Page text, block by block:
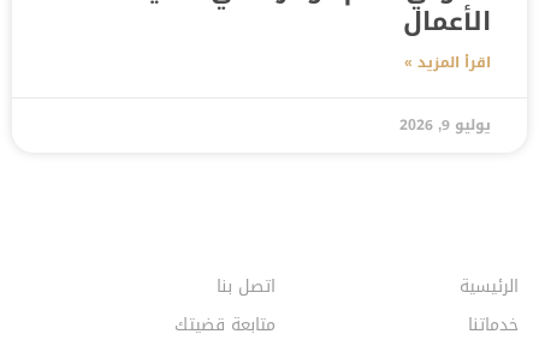
الأعمال
اقرأ المزيد »
يوليو 9, 2026
الرئيسية
خدماتنا
اتصل بنا
متابعة قضيتك